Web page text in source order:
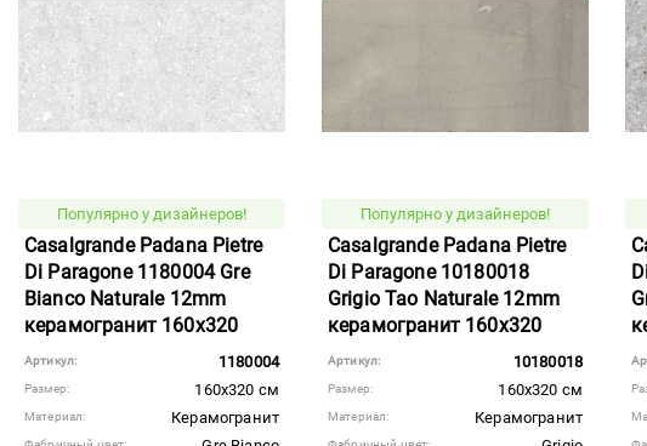
Популярно у дизайнеров!
Casalgrande Padana Pietre
Di Paragone 1180004 Gre
Bianco Naturale 12mm
керамогранит 160x320
Артикул: 1180004
Размер: 160x320 см
Материал: Керамогранит
Популярно у дизайнеров!
Casalgrande Padana Pietre
Di Paragone 10180018
Grigio Tao Naturale 12mm
керамогранит 160x320
Артикул: 10180018
Размер: 160x320 см
Материал: Керамогранит